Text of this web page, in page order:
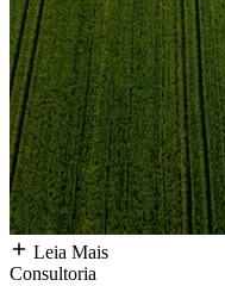
Leia Mais
Consultoria